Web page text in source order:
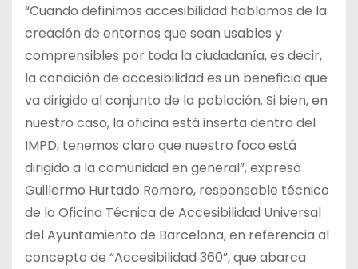
“Cuando definimos accesibilidad hablamos de la
creación de entornos que sean usables y
comprensibles por toda la ciudadanía, es decir,
la condición de accesibilidad es un beneficio que
va dirigido al conjunto de la población. Si bien, en
nuestro caso, la oficina está inserta dentro del
IMPD, tenemos claro que nuestro foco está
dirigido a la comunidad en general”, expresó
Guillermo Hurtado Romero, responsable técnico
de la Oficina Técnica de Accesibilidad Universal
del Ayuntamiento de Barcelona, en referencia al
concepto de “Accesibilidad 360”, que abarca